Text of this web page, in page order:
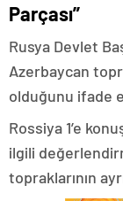
Parçası”
Rusya Devlet
Azerbaycan
olduğunu ifade
Rossiya 1’e
ilgili
topraklarının